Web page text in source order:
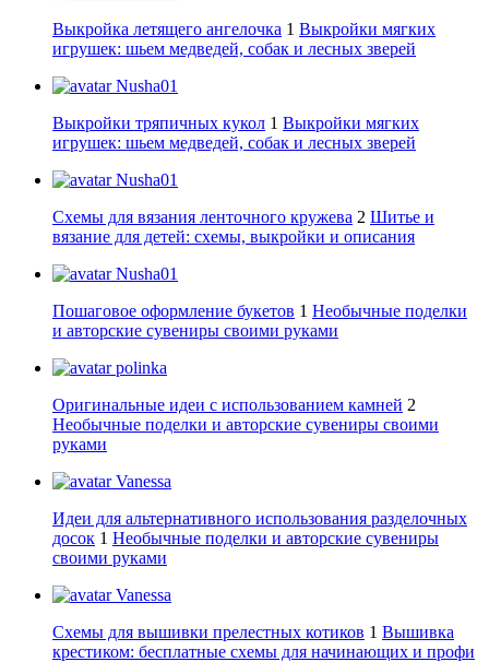
Выкройка летящего ангелочка 1 Выкройки мягких
игрушек: шьем медведей, собак и лесных зверей
Nusha01
Выкройки тряпичных кукол 1 Выкройки мягких
игрушек: шьем медведей, собак и лесных зверей
Nusha01
Схемы для вязания ленточного кружева 2 Шитье и
вязание для детей: схемы, выкройки и описания
Nusha01
Пошаговое оформление букетов 1 Необычные поделки
и авторские сувениры своими руками
polinka
Оригинальные идеи с использованием камней 2
Необычные поделки и авторские сувениры своими
руками
Vanessa
Идеи для альтернативного использования разделочных
досок 1 Необычные поделки и авторские сувениры
своими руками
Vanessa
Схемы для вышивки прелестных котиков 1 Вышивка
крестиком: бесплатные схемы для начинающих и профи